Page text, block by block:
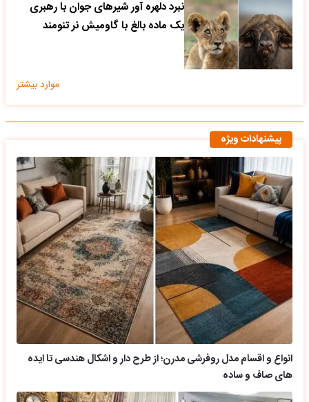
نبرد دلهره آور شیرهای جوان با رهبری
یک ماده بالغ با گاومیش نر تنومند
موارد بیشتر
پیشنهادات ویژه
انواع و اقسام مدل روفرشی مدرن؛ از طرح دار و اشکال هندسی تا ایده
های صاف و ساده